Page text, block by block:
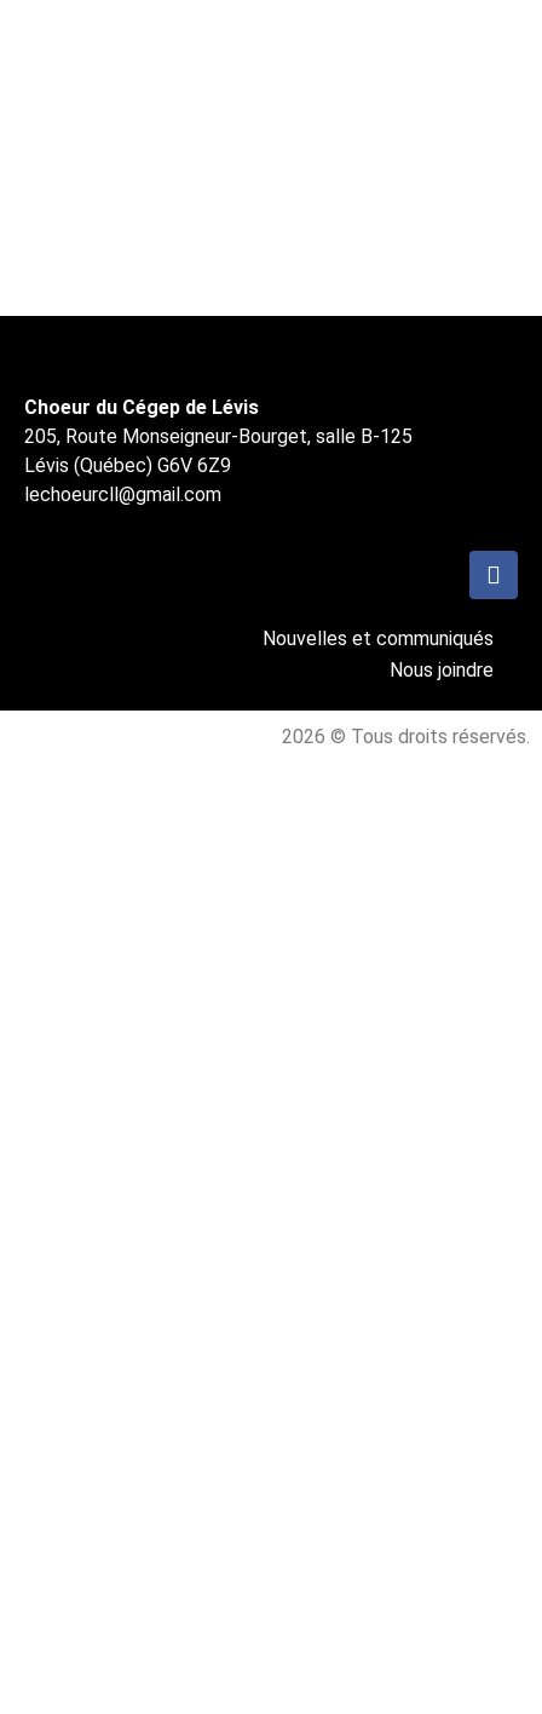
Choeur du Cégep de Lévis
205, Route Monseigneur-Bourget, salle B-125
Lévis (Québec) G6V 6Z9
lechoeurcll@gmail.com
Nouvelles et communiqués
Nous joindre
2026 © Tous droits réservés.